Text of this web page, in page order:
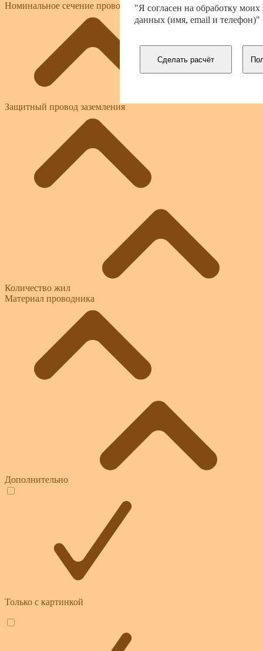
Номинальное сечение проводника
Защитный провод заземления
Количество жил
Материал проводника
Дополнительно
Только с картинкой
"Я согласен на обработку
данных (имя, email и телефон)"
Сделать расчёт